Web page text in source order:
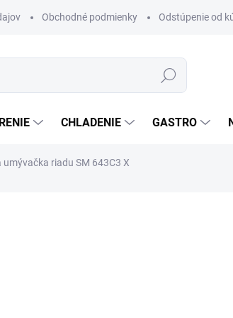
Obchodné podmienky Odstúpenie od
Hľadať
CHLADENIE GASTRO
riadu SM 643C3 X